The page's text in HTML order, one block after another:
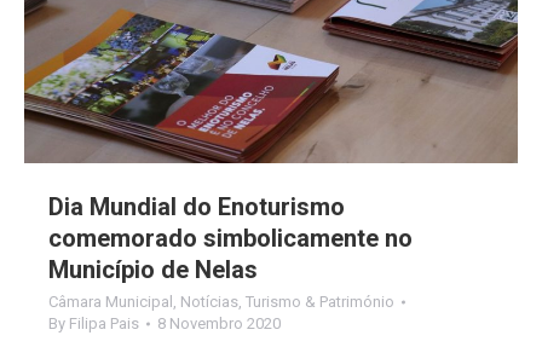
Dia Mundial do Enoturismo
comemorado simbolicamente no
Município de Nelas
Câmara Municipal , Notícias, Turismo & Património
By Filipa Pais 8 Novembro 2020